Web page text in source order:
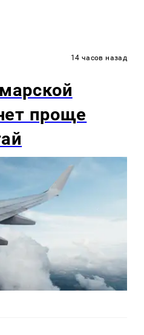
14 часов назад
проще